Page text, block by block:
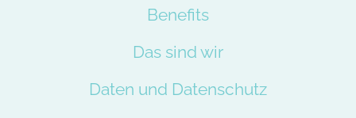
Benefits
Das sind wir
Daten und Datenschutz